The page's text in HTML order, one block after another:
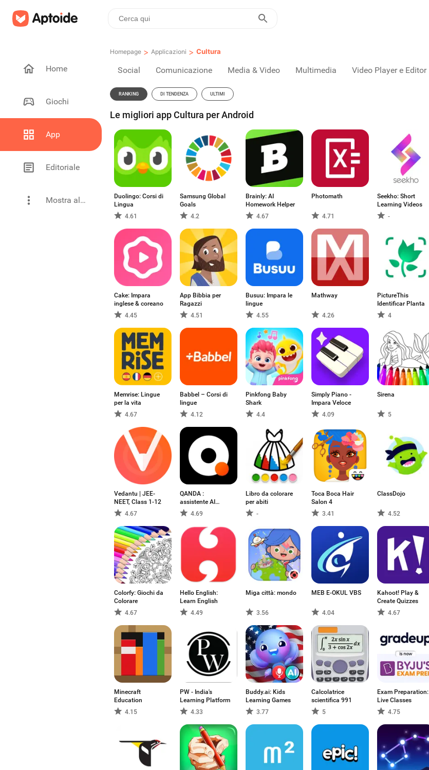
Home
Giochi
App
Editoriale
Mostra altro
Homepage > Applicazioni > Cultura
Social Comunicazione Media & Video Multimedia Video Player e Editor
RANKING DI TENDENZA ULTIMI
Le migliori app Cultura per Android
Duolingo: Corsi di
Lingua
4.61
Samsung Global
Goals
4.2
Brainly: AI
Homework Helper
4.67
Photomath
4.71
Seekho: Short
Learning Videos
-
Cake: Impara
inglese & coreano
4.45
App Bibbia per
Ragazzi
4.51
Busuu: Impara le
lingue
4.55
Mathway
4.26
PictureThis
Identificar Planta
4
Memrise: Lingue
per la vita
4.67
Babbel – Corsi di
lingue
4.12
Pinkfong Baby
Shark
4.4
Simply Piano -
Impara Veloce
4.09
Sirena
5
Vedantu | JEE-
NEET, Class 1-12
4.67
QANDA :
assistente AI
compiti
4.69
Libro da colorare
per abiti
-
Toca Boca Hair
Salon 4
3.41
ClassDojo
4.52
Colorfy: Giochi da
Colorare
4.67
Hello English:
Learn English
4.49
Miga città: mondo
3.56
MEB E-OKUL VBS
4.04
Kahoot! Play &
Create Quizzes
4.67
Minecraft
Education
4.15
PW - India's
Learning Platform
4.33
Buddy.ai: Kids
Learning Games
3.77
Calcolatrice
scientifica 991
5
Exam Preparation:
Live Classes
4.75